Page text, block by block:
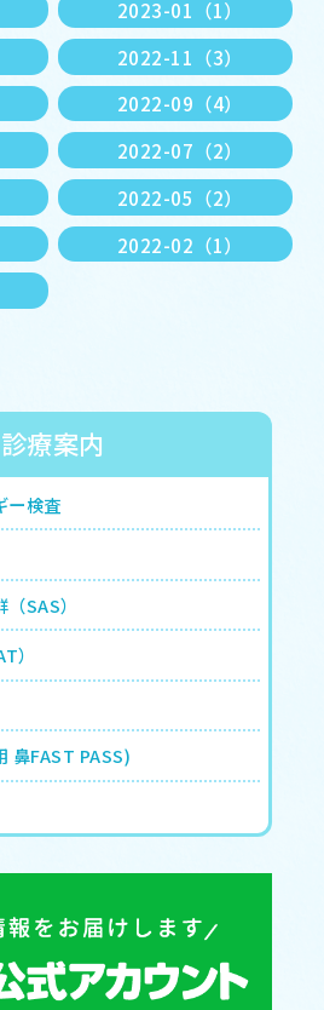
2023-01（1）
2022-11（3）
2022-09（4）
2022-07（2）
2022-05（2）
2022-02（1）
診療案内
ー検査
SAS）
）
鼻FAST PASS)